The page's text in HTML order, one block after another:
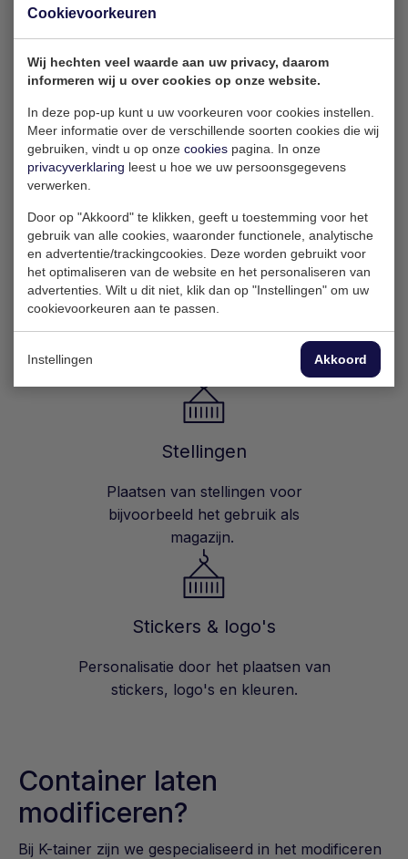
Isolatie van jouw container voor een
stabielere temperatuur binnen.
Loopdeuren & ramen
Gemakkelijk gebruik van de ruimte
met deuren en ramen.
(Stroom)installaties
Plaatsing van stroominstallaties en
Stellingen
Plaatsen van stellingen voor
bijvoorbeeld het gebruik als
magazijn.
Stickers & logo's
Personalisatie door het plaatsen van
stickers, logo's en kleuren.
Container laten
modificeren?
Bij K-tainer zijn we gespecialiseerd in het modificeren
Cookievoorkeuren
Wij hechten veel waarde aan uw privacy, daarom
informeren wij u over cookies op onze website.
In deze pop-up kunt u uw voorkeuren voor cookies instellen.
Meer informatie over de verschillende soorten cookies die wij
gebruiken, vindt u op onze cookies pagina. In onze
privacyverklaring leest u hoe we uw persoonsgegevens
verwerken.
Door op "Akkoord" te klikken, geeft u toestemming voor het
gebruik van alle cookies, waaronder functionele, analytische
en advertentie/trackingcookies. Deze worden gebruikt voor
het optimaliseren van de website en het personaliseren van
advertenties. Wilt u dit niet, klik dan op "Instellingen" om uw
cookievoorkeuren aan te passen.
Instellingen Akkoord